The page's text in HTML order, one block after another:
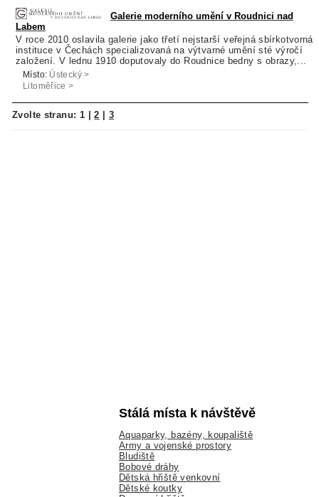
Galerie moderního umění v Roudnici nad
Labem
V roce 2010 oslavila galerie jako třetí nejstarší veřejná sbírkotvorná
instituce v Čechách specializovaná na výtvarné umění sté výročí
založení. V lednu 1910 doputovaly do Roudnice bedny s obrazy,...
Místo: Ústecký >
Litoměřice >
Zvolte stranu: 1 |2 3
Stálá místa k návštěvě
Aquaparky, bazény, koupaliště
Army a vojenské prostory
Bludiště
Bobové dráhy
Dětská hřiště venkovní
Dětské koutky